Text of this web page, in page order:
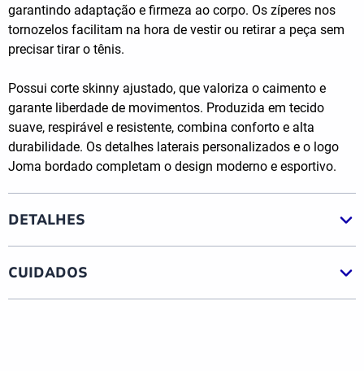
garantindo adaptação e firmeza ao corpo. Os zíperes nos
tornozelos facilitam na hora de vestir ou retirar a peça sem
precisar tirar o tênis.
Possui corte skinny ajustado, que valoriza o caimento e
garante liberdade de movimentos. Produzida em tecido
suave, respirável e resistente, combina conforto e alta
durabilidade. Os detalhes laterais personalizados e o logo
Joma bordado completam o design moderno e esportivo.
DETALHES
CUIDADOS